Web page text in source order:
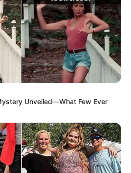
Unveiled—What Few Ever